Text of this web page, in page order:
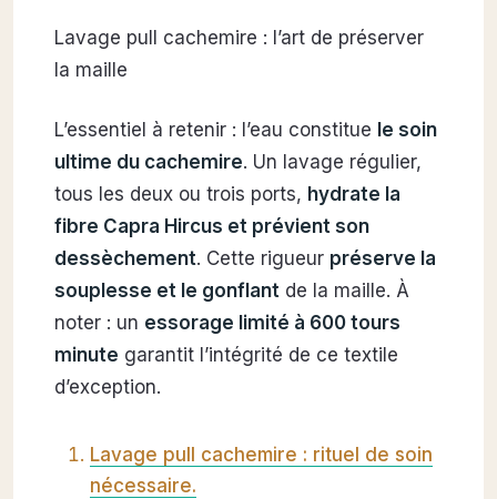
Lavage pull cachemire : l’art de préserver
la maille
L’essentiel à retenir : l’eau constitue le soin
ultime du cachemire. Un lavage régulier,
tous les deux ou trois ports, hydrate la
fibre Capra Hircus et prévient son
dessèchement. Cette rigueur préserve la
souplesse et le gonflantde la maille. À
noter : un essorage limité à 600 tours
minute garantit l’intégrité de ce textile
d’exception.
Lavage pull cachemire : rituel de soin
nécessaire.